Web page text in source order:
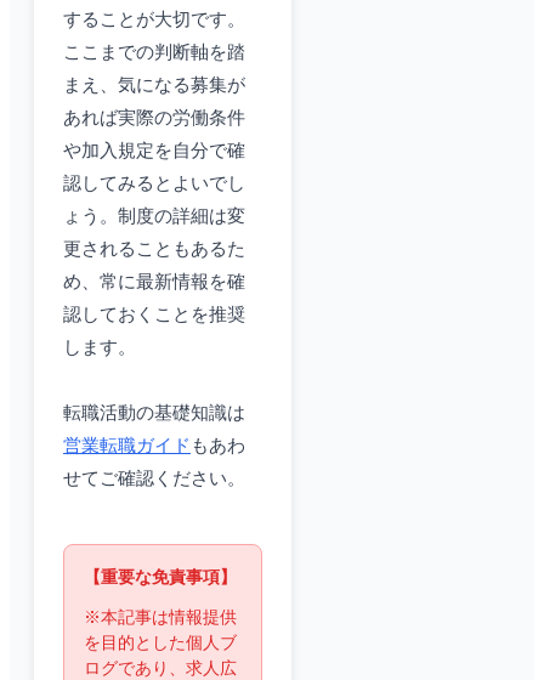
することが大切です。
ここまでの判断軸を踏
まえ、気になる募集が
あれば実際の労働条件
や加入規定を自分で確
認してみるとよいでし
ょう。制度の詳細は変
更されることもあるた
め、常に最新情報を確
認しておくことを推奨
します。
転職活動の基礎知識は
営業転職ガイド もあわ
せてご確認ください。
【重要な免責事項】
※本記事は情報提供
を目的とした個人ブ
ログであり、求人広